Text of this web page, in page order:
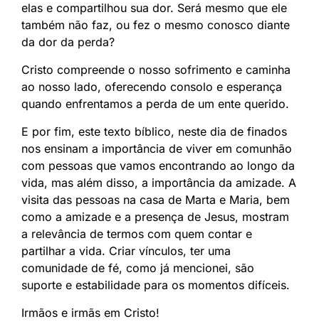
elas e compartilhou sua dor. Será mesmo que ele
também não faz, ou fez o mesmo conosco diante
da dor da perda?
Cristo compreende o nosso sofrimento e caminha
ao nosso lado, oferecendo consolo e esperança
quando enfrentamos a perda de um ente querido.
E por fim, este texto bíblico, neste dia de finados
nos ensinam a importância de viver em comunhão
com pessoas que vamos encontrando ao longo da
vida, mas além disso, a importância da amizade. A
visita das pessoas na casa de Marta e Maria, bem
como a amizade e a presença de Jesus, mostram
a relevância de termos com quem contar e
partilhar a vida. Criar vínculos, ter uma
comunidade de fé, como já mencionei, são
suporte e estabilidade para os momentos difíceis.
Irmãos e irmãs em Cristo!